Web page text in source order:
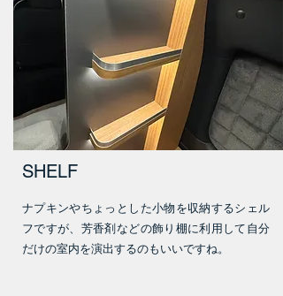
SHELF
ナプキンやちょっとした小物を収納するシェル
フですが、芳香剤などの飾り棚に利用して自分
だけの室内を演出するのもいいですね。